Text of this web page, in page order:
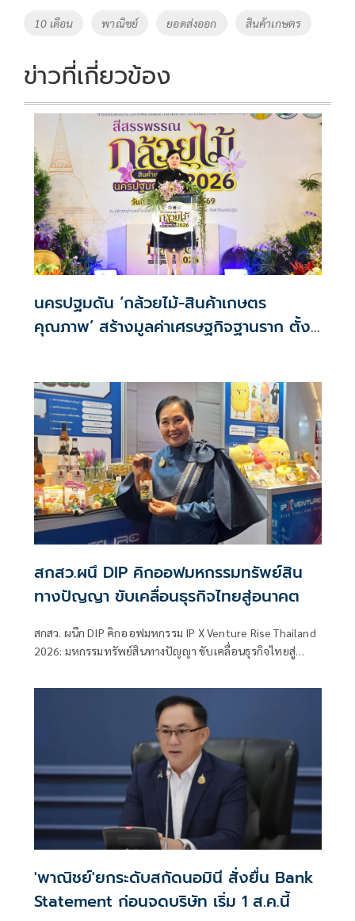
o
k
Li
k
Tags
10 เดือน พาณิชย์ ยอดส่งออก สินค้าเกษตร
ข่าวที่เกี่ยวข้อง
นครปฐมดัน ‘กล้วยไม้-สินค้าเกษตร
คุณภาพ’ สร้างมูลค่าเศรษฐกิจฐานราก ตั้ง
สกสว.ผนึ DIP คิกออฟมหกรรมทรัพย์สิน
ทางปัญญา ขับเคลื่อนธุรกิจไทยสู่อนาคต
สกสว. ผนึก DIP คิกออฟมหกรรม IP X Venture Rise Thailand
2026: มหกรรมทรัพย์สินทางปัญญา ขับเคลื่อนธุรกิจไทยสู่
กองทุน ววน. เพิ่มคุณค่างานวิจัยไทย
'พาณิชย์'ยกระดับสกัดนอมินี สั่งยื่น Bank
Statement ก่อนจดบริษัท เริ่ม 1 ส.ค.นี้